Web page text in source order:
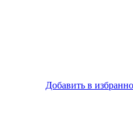
Добавить в